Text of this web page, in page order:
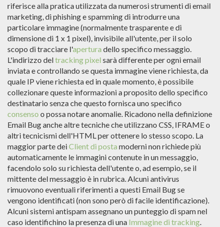
riferisce alla pratica utilizzata da numerosi strumenti di email
marketing, di phishing e spamming di introdurre una
particolare immagine (normalmente trasparente e di
dimensione di 1 x 1 pixel), invisibile all'utente, per il solo
scopo di tracciare l'apertura dello specifico messaggio.
L'indirizzo deltracking pixel sarà differente per ogni email
inviata e controllando se questa immagine viene richiesta, da
quale IP viene richiesta ed in quale momento, è possibile
collezionare queste informazioni a proposito dello specifico
destinatario senza che questo fornisca uno specifico
consenso o possa notare anomalie. Ricadono nella definizione
Email Bug anche altre tecniche che utilizzano CSS, IFRAME o
altri tecnicismi dell'HTML per ottenere lo stesso scopo. La
maggior parte deiClient di posta moderni non richiede più
automaticamente le immagini contenute in un messaggio,
facendolo solo su richiesta dell'utente o, ad esempio, se il
mittente del messaggio è in rubrica. Alcuni antivirus
rimuovono eventuali riferimenti a questi Email Bug se
vengono identificati (non sono però di facile identificazione).
Alcuni sistemi antispam assegnano un punteggio di spam nel
caso identifichino la presenza di una Immagine di tracking.